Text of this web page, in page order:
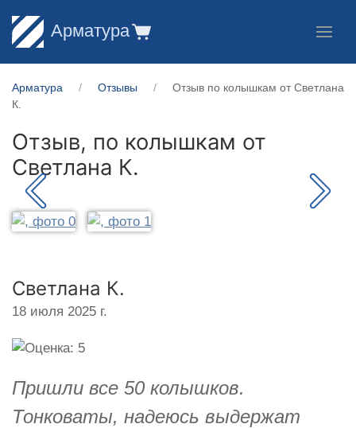
Арматура
Арматура Отзывы
Отзыв по колышкам от Светлана
К.
Отзыв, по колышкам от
Светлана К.
Светлана К.
18 июля 2025 г.
Пришли все 50 колышков.
Тонковаты, надеюсь выдержат